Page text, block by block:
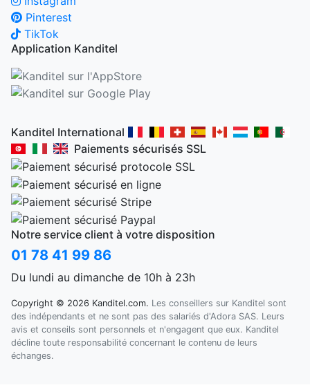
Pinterest
TikTok
Application Kanditel
Kanditel International
Paiements sécurisés SSL
Notre service client à votre disposition
01 78 41 99 86
Du lundi au dimanche de 10h à 23h
Copyright © 2026 Kanditel.com. Les conseillers sur Kanditel sont
des indépendants et ne sont pas des salariés d'Adora SAS. Leurs
avis et conseils sont personnels et n'engagent que eux. Kanditel
décline toute responsabilité concernant le contenu de leurs
échanges.